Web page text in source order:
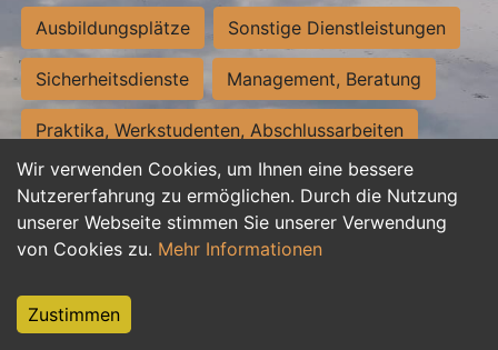
Wir verwenden Cookies, um Ihnen eine bessere
Nutzererfahrung zu ermöglichen. Durch die Nutzung
unserer Webseite stimmen Sie unserer Verwendung
von Cookies zu. Mehr Informationen
Zustimmen
Ausbildungsplätze Sonstige Dienstleistungen
Sicherheitsdienste Management, Beratung
Praktika, Werkstudenten, Abschlussarbeiten
Personalwesen Assistenz, Sekretariat
Hilfskräfte, Aushilfs- und Nebenjobs
Weiterbildung, Studium, duale Ausbildung